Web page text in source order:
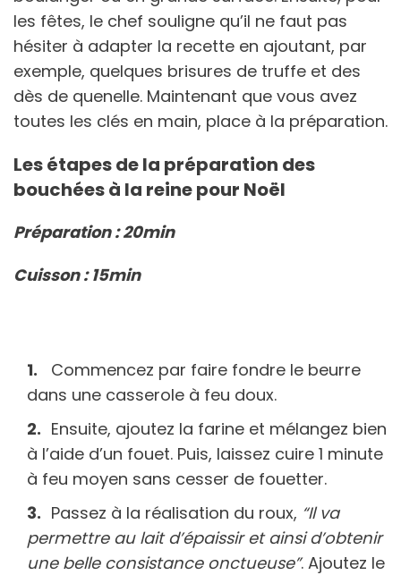
les fêtes, le chef souligne qu’il ne faut pas
hésiter à adapter la recette en ajoutant, par
exemple, quelques brisures de truffe et des
dès de quenelle. Maintenant que vous avez
toutes les clés en main, place à la préparation.
Les étapes de la préparation des
bouchées à la reine pour Noël
Préparation : 20min
Cuisson : 15min
Commencez par faire fondre le beurre
dans une casserole à feu doux.
Ensuite, ajoutez la farine et mélangez bien
à l’aide d’un fouet. Puis, laissez cuire 1 minute
à feu moyen sans cesser de fouetter.
Passez à la réalisation du roux, “Il va
permettre au lait d’épaissir et ainsi d’obtenir
une belle consistance onctueuse”. Ajoutez le